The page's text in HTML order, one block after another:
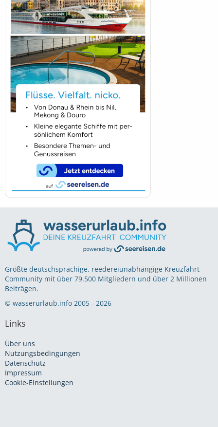
Größte deutschsprachige, reedereiunabhängige Kreuzfahrt
Community mit über 79.500 Mitgliedern und über 2 Millionen
Beiträgen.
© wasserurlaub.info 2005 - 2026
Links
Über uns
Nutzungsbedingungen
Datenschutz
Impressum
Cookie-Einstellungen